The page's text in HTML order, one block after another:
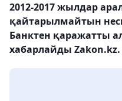
2012-2017 жылдар
қайтарылмайтын
Банктен қаражатты
хабарлайды Zakon.kz.